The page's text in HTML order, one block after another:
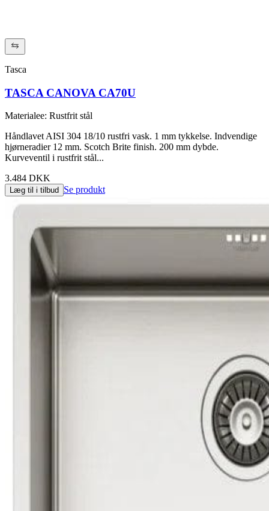
Tasca
TASCA CANOVA CA70U
Materialee: Rustfrit stål
Håndlavet AISI 304 18/10 rustfri vask. 1 mm tykkelse. Indvendige
hjørneradier 12 mm. Scotch Brite finish. 200 mm dybde.
Kurveventil i rustfrit stål...
3.484 DKK
Læg til i tilbud Se produkt